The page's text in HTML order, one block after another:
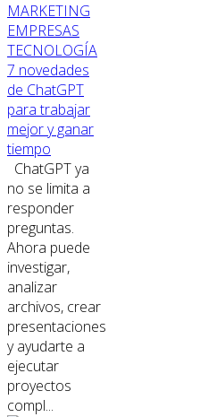
MARKETING
EMPRESAS
TECNOLOGÍA
7 novedades
de ChatGPT
para trabajar
mejor y ganar
tiempo
ChatGPT ya
no se limita a
responder
preguntas.
Ahora puede
investigar,
analizar
archivos, crear
presentaciones
y ayudarte a
ejecutar
proyectos
compl...